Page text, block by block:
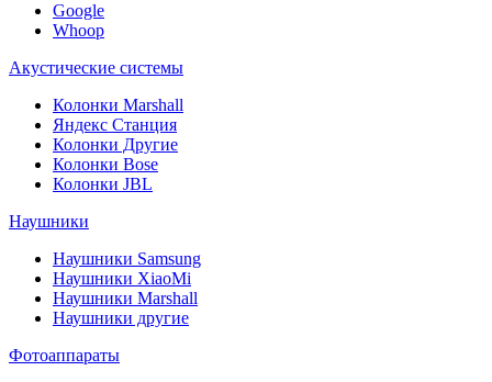
Google
Whoop
Акустические системы
Колонки Marshall
Яндекс Станция
Колонки Другие
Колонки Bose
Колонки JBL
Наушники
Наушники Samsung
Наушники XiaoMi
Наушники Marshall
Наушники другие
Фотоаппараты